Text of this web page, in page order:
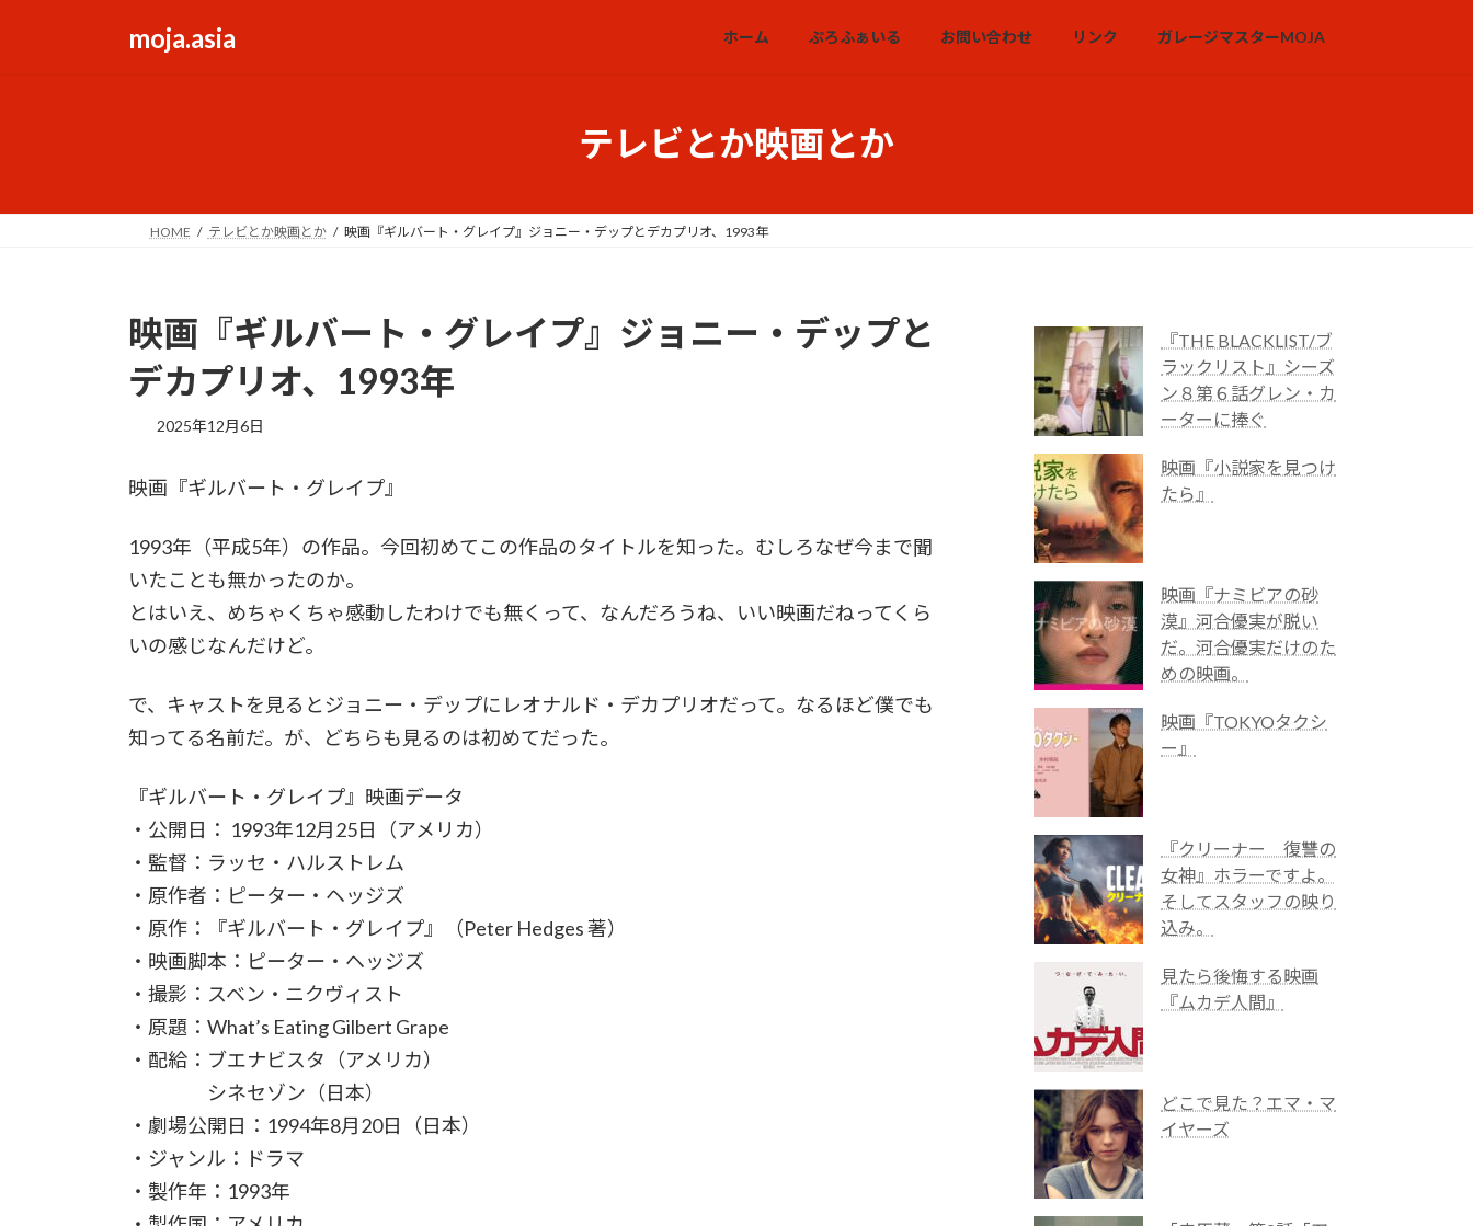
moja.asia ホーム ぷろふぁいる お問い合わせ リンク ガレージマスターMOJA
テレビとか映画とか
HOME テレビとか映画とか 映画『ギルバート・グレイプ』ジョニー・デップとデカプリオ、1993年
映画『ギルバート・グレイプ』ジョニー・デップと
デカプリオ、1993年
2025年12月6日
映画『ギルバート・グレイプ』
1993年（平成5年）の作品。今回初めてこの作品のタイトルを知った。むしろなぜ今まで聞
いたことも無かったのか。
とはいえ、めちゃくちゃ感動したわけでも無くって、なんだろうね、いい映画だねってくら
いの感じなんだけど。
で、キャストを見るとジョニー・デップにレオナルド・デカプリオだって。なるほど僕でも
知ってる名前だ。が、どちらも見るのは初めてだった。
『ギルバート・グレイプ』映画データ
・公開日： 1993年12月25日（アメリカ）
・監督：ラッセ・ハルストレム
・原作者：ピーター・ヘッジズ
・原作：『ギルバート・グレイプ』（Peter Hedges 著）
・映画脚本：ピーター・ヘッジズ
・撮影：スベン・ニクヴィスト
・原題：What’s Eating Gilbert Grape
・配給：ブエナビスタ（アメリカ）
シネセゾン（日本）
・劇場公開日：1994年8月20日（日本）
・ジャンル：ドラマ
・製作年：1993年
『THE BLACKLIST/ブ
ラックリスト』シーズ
ン８第６話グレン・カ
ーターに捧ぐ
映画『小説家を見つけ
たら』
映画『ナミビアの砂
漠』河合優実が脱い
だ。河合優実だけのた
めの映画。
映画『TOKYOタクシ
ー』
『クリーナー 復讐の
女神』ホラーですよ。
そしてスタッフの映り
込み。
見たら後悔する映画
『ムカデ人間』
どこで見た？エマ・マ
イヤーズ